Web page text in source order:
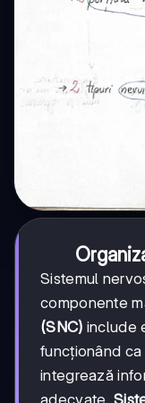
Sistemul
componente
(SNC) include
funcționând
integrează
adecvate.